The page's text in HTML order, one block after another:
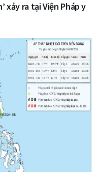
xảy ra tại Viện Pháp y